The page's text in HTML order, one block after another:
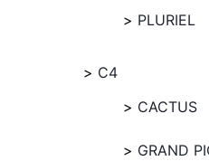
PLURIEL
C4
CACTUS
GRAND